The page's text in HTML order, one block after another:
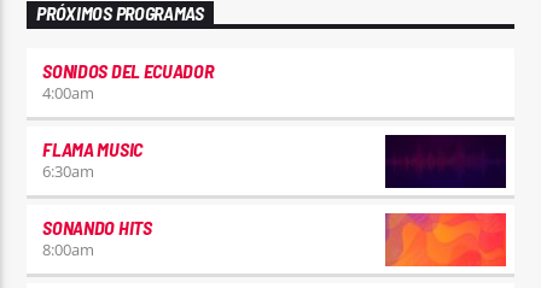
PRÓXIMOS PROGRAMAS
SONIDOS DEL ECUADOR
4:00am
FLAMA MUSIC
6:30am
SONANDO HITS
8:00am